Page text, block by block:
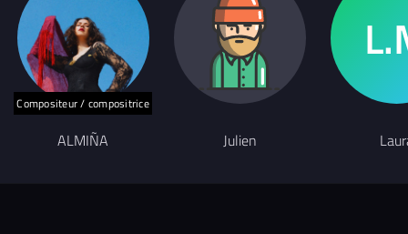
Compositeur / compositrice
ALMIÑA Julien